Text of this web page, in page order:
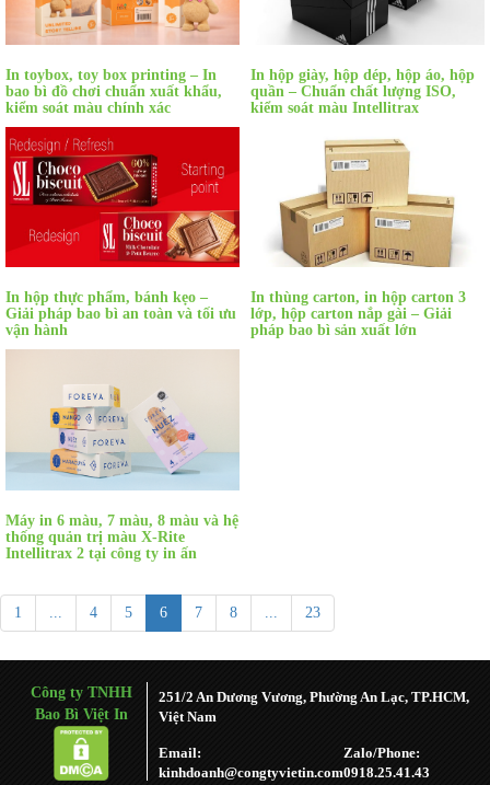
In toybox, toy box printing – In
bao bì đồ chơi chuẩn xuất khẩu,
kiểm soát màu chính xác
In hộp giày, hộp dép, hộp áo, hộp
quần – Chuẩn chất lượng ISO,
kiểm soát màu Intellitrax
In hộp thực phẩm, bánh kẹo –
Giải pháp bao bì an toàn và tối ưu
vận hành
In thùng carton, in hộp carton 3
lớp, hộp carton nắp gài – Giải
pháp bao bì sản xuất lớn
Máy in 6 màu, 7 màu, 8 màu và hệ
thống quản trị màu X-Rite
Intellitrax 2 tại công ty in ấn
1 4 5 6 7 8 23
Công ty TNHH
Bao Bì Việt In
251/2 An Dương Vương, Phường An Lạc, TP.HCM,
Việt Nam
Email:
kinhdoanh@congtyvietin.com
Zalo/Phone:
0918.25.41.43